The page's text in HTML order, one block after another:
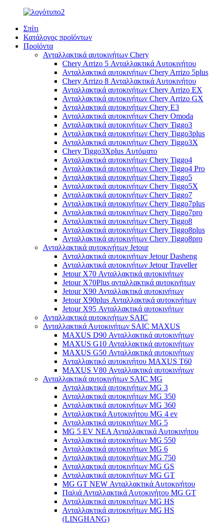
Σπίτι
Κατάλογος προϊόντων
Προϊόντα
Ανταλλακτικά αυτοκινήτων Chery
Chery Arrizo 5 Ανταλλακτικά Αυτοκινήτου
Ανταλλακτικά αυτοκινήτων Chery Arrizo 5plus
Chery Arrizo 8 Ανταλλακτικά Αυτοκινήτου
Ανταλλακτικά αυτοκινήτων Chery Arrizo EX
Ανταλλακτικά αυτοκινήτων Chery Arrizo GX
Ανταλλακτικά αυτοκινήτων Chery E3
Ανταλλακτικά αυτοκινήτων Chery Omoda
Ανταλλακτικά αυτοκινήτων Chery Tiggo3
Ανταλλακτικά αυτοκινήτων Chery Tiggo3plus
Ανταλλακτικά αυτοκινήτων Chery Tiggo3X
Chery Tiggo3Xplus Αυτόματο
Ανταλλακτικά αυτοκινήτων Chery Tiggo4
Ανταλλακτικά αυτοκινήτων Chery Tiggo4 Pro
Ανταλλακτικά αυτοκινήτων Chery Tiggo5
Ανταλλακτικά αυτοκινήτων Chery Tiggo5X
Ανταλλακτικά αυτοκινήτων Chery Tiggo7
Ανταλλακτικά αυτοκινήτων Chery Tiggo7plus
Ανταλλακτικά αυτοκινήτων Chery Tiggo7pro
Ανταλλακτικά αυτοκινήτων Chery Tiggo8
Ανταλλακτικά αυτοκινήτων Chery Tiggo8plus
Ανταλλακτικά αυτοκινήτων Chery Tiggo8pro
Ανταλλακτικά αυτοκινήτων Jetour
Ανταλλακτικά αυτοκινήτων Jetour Dasheng
Ανταλλακτικά αυτοκινήτων Jetour Traveller
Jetour X70 Ανταλλακτικά αυτοκινήτων
Jetour X70Plus ανταλλακτικά αυτοκινήτων
Jetour X90 Ανταλλακτικά αυτοκινήτων
Jetour X90plus Ανταλλακτικά αυτοκινήτων
Jetour X95 Ανταλλακτικά αυτοκινήτων
Ανταλλακτικά αυτοκινήτων SAIC
Ανταλλακτικά Αυτοκινήτων SAIC MAXUS
MAXUS D90 Ανταλλακτικά αυτοκινήτων
MAXUS G10 Ανταλλακτικά αυτοκινήτων
MAXUS G50 Ανταλλακτικά αυτοκινήτων
Ανταλλακτικό αυτοκινήτου MAXUS T60
MAXUS V80 Ανταλλακτικά αυτοκινήτων
Ανταλλακτικά αυτοκινήτων SAIC MG
Ανταλλακτικά αυτοκινήτων MG 3
Ανταλλακτικά αυτοκινήτων MG 350
Ανταλλακτικά αυτοκινήτων MG 360
Ανταλλακτικά Αυτοκινήτου MG 4 ev
Ανταλλακτικά αυτοκινήτων MG 5
MG 5 EV ΝΕΑ Ανταλλακτικά Αυτοκινήτου
Ανταλλακτικά αυτοκινήτων MG 550
Ανταλλακτικά αυτοκινήτων MG 6
Ανταλλακτικά αυτοκινήτων MG 750
Ανταλλακτικά αυτοκινήτων MG GS
Ανταλλακτικά αυτοκινήτων MG GT
MG GT NEW Ανταλλακτικά Αυτοκινήτου
Παλιά Ανταλλακτικά Αυτοκινήτου MG GT
Ανταλλακτικά αυτοκινήτων MG HS
Ανταλλακτικά αυτοκινήτων MG HS
(LINGHANG)